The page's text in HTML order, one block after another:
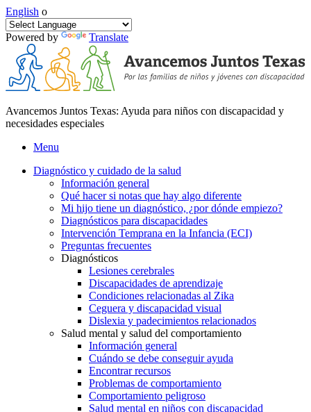
English o
Powered by Translate
Avancemos Juntos Texas: Ayuda para niños con discapacidad y
necesidades especiales
Menu
Diagnóstico y cuidado de la salud
Información general
Qué hacer si notas que hay algo diferente
Mi hijo tiene un diagnóstico, ¿por dónde empiezo?
Diagnósticos para discapacidades
Intervención Temprana en la Infancia (ECI)
Preguntas frecuentes
Diagnósticos
Lesiones cerebrales
Discapacidades de aprendizaje
Condiciones relacionadas al Zika
Ceguera y discapacidad visual
Dislexia y padecimientos relacionados
Salud mental y salud del comportamiento
Información general
Cuándo se debe conseguir ayuda
Encontrar recursos
Problemas de comportamiento
Comportamiento peligroso
Salud mental en niños con discapacidad